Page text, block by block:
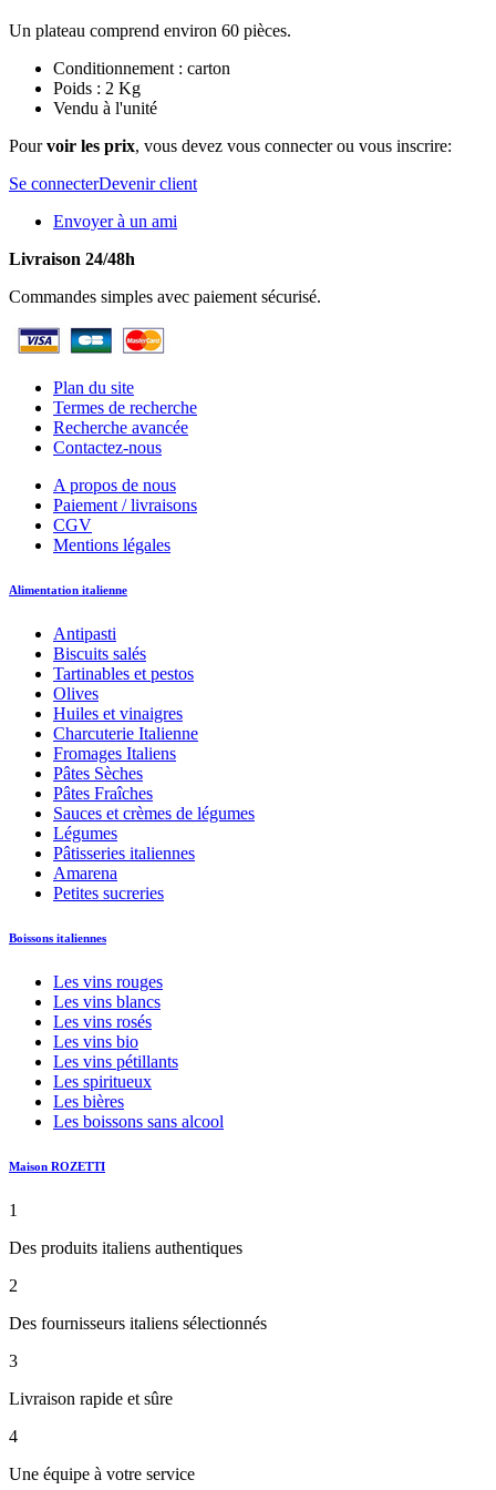
Un plateau comprend environ 60 pièces.
Conditionnement : carton
Poids : 2 Kg
Vendu à l'unité
Pourvoir les prix, vous devez vous connecter ou vous inscrire:
Se connecterDevenir client
Envoyer à un ami
Livraison 24/48h
Commandes simples avec paiement sécurisé.
Plan du site
Termes de recherche
Recherche avancée
Contactez-nous
A propos de nous
Paiement / livraisons
CGV
Mentions légales
Alimentation italienne
Antipasti
Biscuits salés
Tartinables et pestos
Olives
Huiles et vinaigres
Charcuterie Italienne
Fromages Italiens
Pâtes Sèches
Pâtes Fraîches
Sauces et crèmes de légumes
Légumes
Pâtisseries italiennes
Amarena
Petites sucreries
Boissons italiennes
Les vins rouges
Les vins blancs
Les vins rosés
Les vins bio
Les vins pétillants
Les spiritueux
Les bières
Les boissons sans alcool
Maison ROZETTI
1
Des produits italiens authentiques
2
Des fournisseurs italiens sélectionnés
3
Livraison rapide et sûre
4
Une équipe à votre service